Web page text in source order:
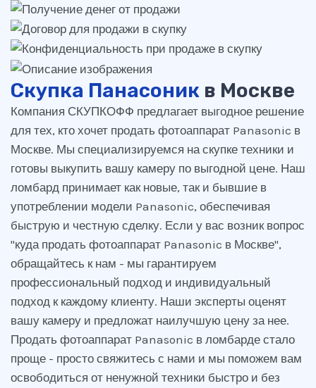
Скупка Панасоник в Москве
Компания СКУПКОФФ предлагает выгодное решение
для тех, кто хочет продать фотоаппарат Panasonic в
Москве. Мы специализируемся на скупке техники и
готовы выкупить вашу камеру по выгодной цене. Наш
ломбард принимает как новые, так и бывшие в
употреблении модели Panasonic, обеспечивая
быструю и честную сделку. Если у вас возник вопрос
"куда продать фотоаппарат Panasonic в Москве",
обращайтесь к нам - мы гарантируем
профессиональный подход и индивидуальный
подход к каждому клиенту. Наши эксперты оценят
вашу камеру и предложат наилучшую цену за нее.
Продать фотоаппарат Panasonic в ломбарде стало
проще - просто свяжитесь с нами и мы поможем вам
освободиться от ненужной техники быстро и без